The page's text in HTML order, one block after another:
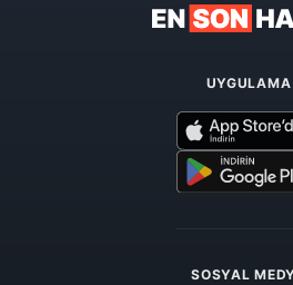
UYGULAMA
SOSYAL